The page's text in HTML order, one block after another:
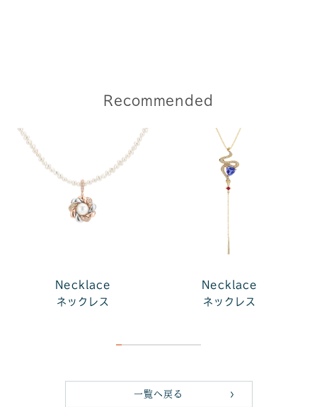
Recommended
Necklace
ネックレス
Necklace
ネックレス
一覧へ戻る